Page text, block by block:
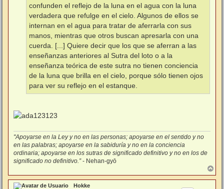
confunden el reflejo de la luna en el agua con la luna
verdadera que refulge en el cielo. Algunos de ellos se
internan en el agua para tratar de aferrarla con sus
manos, mientras que otros buscan apresarla con una
cuerda. [...] Quiere decir que los que se aferran a las
enseñanzas anteriores al Sutra del loto o a la
enseñanza teórica de este sutra no tienen conciencia
de la luna que brilla en el cielo, porque sólo tienen ojos
para ver su reflejo en el estanque.
"Apoyarse en la Ley y no en las personas; apoyarse en el sentido y no
en las palabras; apoyarse en la sabiduría y no en la conciencia
ordinaria; apoyarse en los sutras de significado definitivo y no en los de
significado no definitivo.”- Nehan-gyō
r
r
Hokke